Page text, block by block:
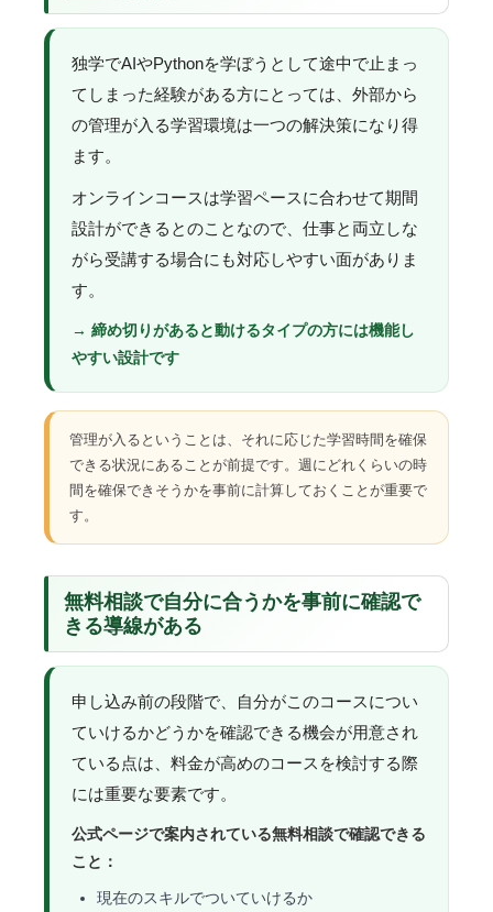
独学でAIやPythonを学ぼうとして途中で止まっ
てしまった経験がある方にとっては、外部から
の管理が入る学習環境は一つの解決策になり得
ます。
オンラインコースは学習ペースに合わせて期間
設計ができるとのことなので、仕事と両立しな
がら受講する場合にも対応しやすい面がありま
す。
→ 締め切りがあると動けるタイプの方には機能し
やすい設計です
管理が入るということは、それに応じた学習時間を確保
できる状況にあることが前提です。週にどれくらいの時
間を確保できそうかを事前に計算しておくことが重要で
す。
無料相談で自分に合うかを事前に確認で
きる導線がある
申し込み前の段階で、自分がこのコースについ
ていけるかどうかを確認できる機会が用意され
ている点は、料金が高めのコースを検討する際
には重要な要素です。
公式ページで案内されている無料相談で確認できる
こと：
現在のスキルでついていけるか